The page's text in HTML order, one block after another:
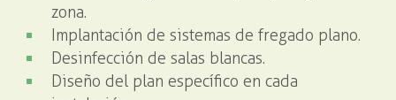
zona.
Implantación de sistemas de fregado plano.
Desinfección de salas blancas.
Diseño del plan específico en cada